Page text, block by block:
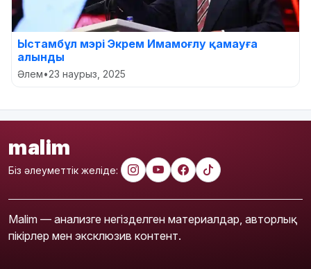
Ыстамбұл мэрі Экрем Имамоғлу қамауға
алынды
Әлем•23 наурыз, 2025
malim
Біз әлеуметтік желіде:
Malim — анализге негізделген материалдар, авторлық
пікірлер мен эксклюзив контент.